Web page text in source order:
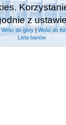
z
Wróć do góry| Wróć do
Lista banów